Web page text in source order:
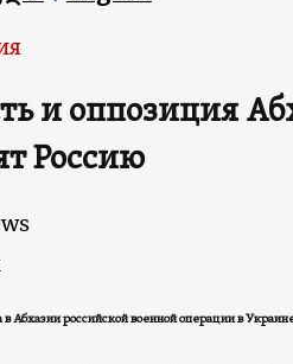
и оппозиция
Россию
Абхазии российской военной операции в